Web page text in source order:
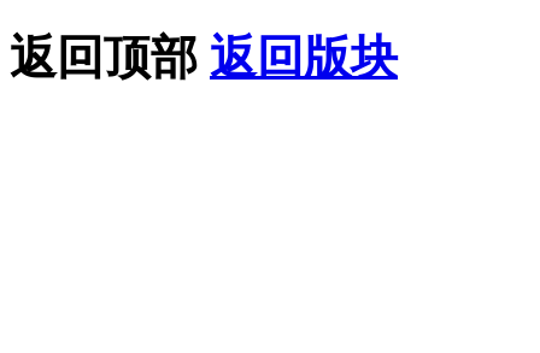
返回顶部 返回版块